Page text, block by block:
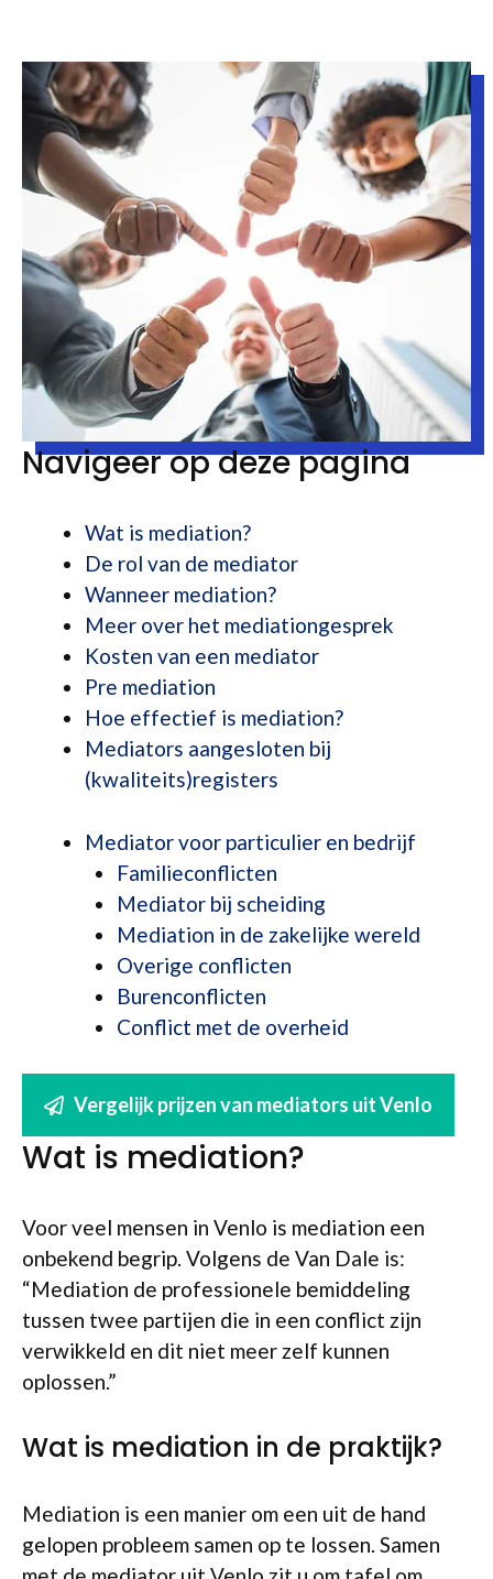
Navigeer op deze pagina
Wat is mediation?
De rol van de mediator
Wanneer mediation?
Meer over het mediationgesprek
Kosten van een mediator
Pre mediation
Hoe effectief is mediation?
Mediators aangesloten bij
(kwaliteits)registers
Mediator voor particulier en bedrijf
Familieconflicten
Mediator bij scheiding
Mediation in de zakelijke wereld
Overige conflicten
Burenconflicten
Conflict met de overheid
Vergelijk prijzen van mediators uit Venlo
Wat is mediation?
Voor veel mensen in Venlo is mediation een
onbekend begrip. Volgens de Van Dale is:
“Mediation de professionele bemiddeling
tussen twee partijen die in een conflict zijn
verwikkeld en dit niet meer zelf kunnen
oplossen.”
Wat is mediation in de praktijk?
Mediation is een manier om een uit de hand
gelopen probleem samen op te lossen. Samen